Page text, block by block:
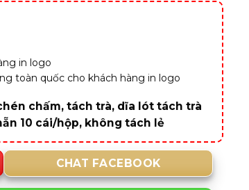
in logo
toàn quốc cho khách hàng in logo
chấm, tách trà, dĩa lót tách trà
10 cái/hộp, không tách lẻ
CHAT FACEBOOK